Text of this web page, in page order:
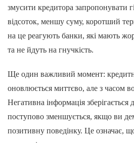
змусити кредитора
відсоток, меншу суму, коротший
на це реагують банки, які мають
та не йдуть на гнучкість.
Ще один важливий момент:
оновлюється миттєво, але з часом
Негативна інформація зберігається
поступово зменшується, якщо ви
позитивну поведінку. Це означає,